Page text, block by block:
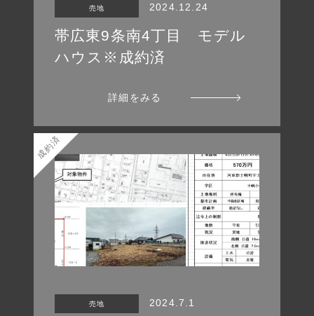
売地 2024.12.24
帯広東9条南4丁目 モデル
ハウス※成約済
詳細をみる
成約済
売地 2024.7.1